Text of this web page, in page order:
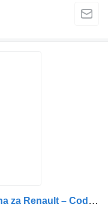
Intinzator de curele zatezač remena za Renault – Coduri: 7421766717, 7421479276, 21461221, 21479276, 7420521447, 7421153968 kamiona